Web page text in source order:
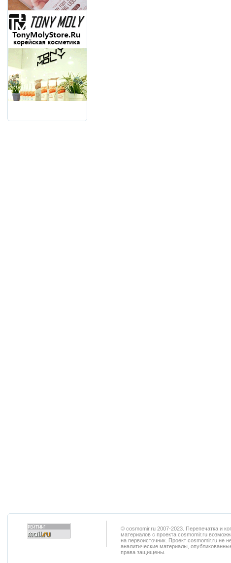
© cosmomir.ru 2007-2023. Перепечатка и
материалов с проекта cosmomir.ru
на первоисточник. Проект cosmomir.ru не
аналитические материалы,
права защищены.